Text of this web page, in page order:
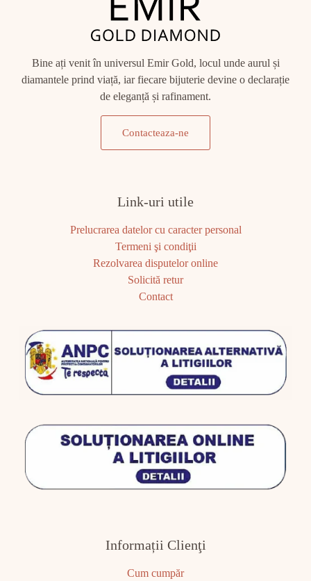
Bine ați venit în universul Emir Gold, locul unde aurul și
diamantele prind viață, iar fiecare bijuterie devine o declarație
de eleganță și rafinament.
Contacteaza-ne
Link-uri utile
Prelucrarea datelor cu caracter personal
Termeni şi condiţii
Rezolvarea disputelor online
Solicită retur
Contact
Informații Clienţi
Cum cumpăr